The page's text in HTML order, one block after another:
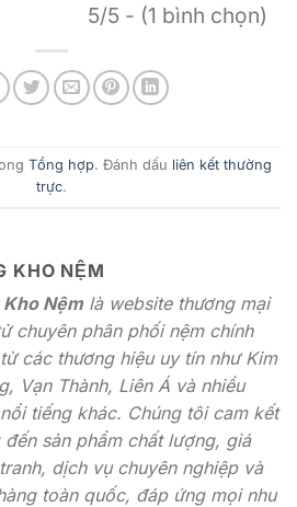
5/5 - (1 bình chọn)
Tổng hợp. Đánh dấu liên kết thường
trực.
KHO NỆM
Kho Nệm là website thương mại
chuyên phân phối nệm chính
các thương hiệu uy tín như Kim
Vạn Thành, Liên Á và nhiều
tiếng khác. Chúng tôi cam kết
đến sản phẩm chất lượng, giá
dịch vụ chuyên nghiệp và
toàn quốc, đáp ứng mọi nhu